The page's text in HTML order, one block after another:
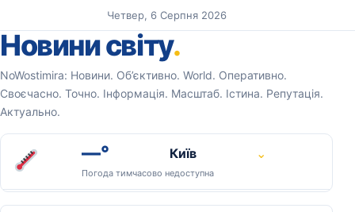
Перейти до вмістуЧетвер, 6 Серпня 2026
Новини світу.
NoWostimira: Новини. Об’єктивно. World. Оперативно.
Своєчасно. Точно. Інформація. Масштаб. Істина. Репутація.
Актуально.
—° Київ ⌄
Погода тимчасово недоступна